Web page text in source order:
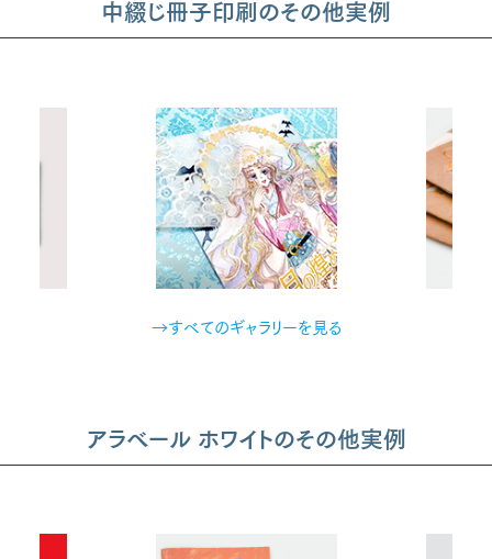
中綴じ冊子印刷のその他実例
→すべてのギャラリーを見る
アラベール ホワイトのその他実例